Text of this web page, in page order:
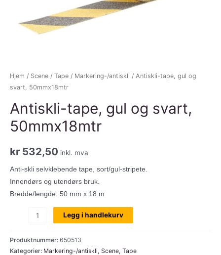
Hjem / Scene / Tape / Markering-/antiskli / Antiskli-tape, gul og
svart, 50mmx18mtr
Antiskli-tape, gul og svart,
50mmx18mtr
kr 532,50 inkl. mva
Anti-skli selvklebende tape, sort/gul-stripete.
Innendørs og utendørs bruk.
Bredde/lengde: 50 mm x 18 m
gul
og
Legg i handlekurv
Produktnummer: 650513
Kategorier: Markering-/antiskli, Scene, Tape